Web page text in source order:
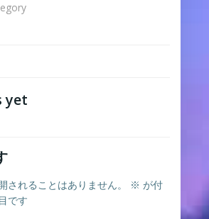
yet
されることはありません。 ※ が付
です